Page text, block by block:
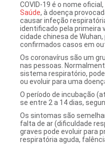
COVID-19 é o nome
Saúde, à doença
causar infeção
identificado pela primeira
cidade chinesa de
confirmados casos em
Os coronavírus são um
nas pessoas.
sistema respiratório,
ou evoluir para uma
O período de incubação
se entre 2 a 14 dias,
Os sintomas são
falta de ar (dificuldade
graves pode evoluir para
respiratória aguda,